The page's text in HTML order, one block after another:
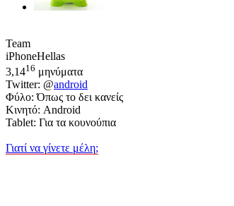
Team
iPhoneHellas
3,1416 μηνύματα
Twitter: @android
Φύλο: Όπως το δει κανείς
Κινητό: Android
Tablet: Για τα κουνούπια
Γιατί να γίνετε μέλη;